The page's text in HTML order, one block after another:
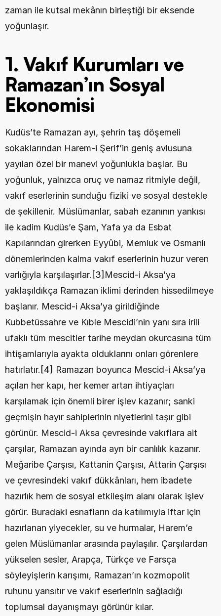
zaman ile kutsal mekânın birleştiği bir eksende
yoğunlaşır.
1. Vakıf Kurumları ve
Ramazan’ın Sosyal
Ekonomisi
Kudüs’te Ramazan ayı, şehrin taş döşemeli
sokaklarından Harem-i Şerif’in geniş avlusuna
yayılan özel bir manevi yoğunlukla başlar. Bu
yoğunluk, yalnızca oruç ve namaz ritmiyle değil,
vakıf eserlerinin sunduğu fiziki ve sosyal destekle
de şekillenir. Müslümanlar, sabah ezanının yankısı
ile kadim Kudüs’e Şam, Yafa ya da Esbat
Kapılarından girerken Eyyûbi, Memluk ve Osmanlı
dönemlerinden kalma vakıf eserlerinin huzur veren
varlığıyla karşılaşırlar. [3] Mescid-i Aksa’ya
yaklaşıldıkça Ramazan iklimi derinden hissedilmeye
başlanır. Mescid-i Aksa’ya girildiğinde
Kubbetüssahre ve Kıble Mescidi’nin yanı sıra irili
ufaklı tüm mescitler tarihe meydan okurcasına tüm
ihtişamlarıyla ayakta olduklarını onları görenlere
hatırlatır. [4] Ramazan boyunca Mescid-i Aksa’ya
açılan her kapı, her kemer artan ihtiyaçları
karşılamak için önemli birer işlev kazanır; sanki
geçmişin hayır sahiplerinin niyetlerini taşır gibi
görünür. Mescid-i Aksa çevresinde vakıflara ait
çarşılar, Ramazan ayında ayrı bir canlılık kazanır.
Meğaribe Çarşısı, Kattanin Çarşısı, Attarin Çarşısı
ve çevresindeki vakıf dükkânları, hem ibadete
hazırlık hem de sosyal etkileşim alanı olarak işlev
görür. Buradaki esnafların da katılımıyla iftar için
hazırlanan yiyecekler, su ve hurmalar, Harem’e
gelen Müslümanlar arasında paylaşılır. Çarşılardan
yükselen sesler, Arapça, Türkçe ve Farsça
söyleyişlerin karışımı, Ramazan’ın kozmopolit
ruhunu yansıtır ve vakıf eserlerinin sağladığı
toplumsal dayanışmayı görünür kılar.